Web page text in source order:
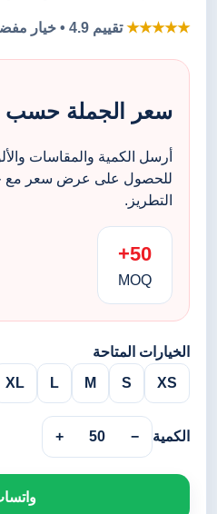
★★★★★تقييم 4.9 • خيار مفضل لطلبات الزي بالجملة
سعر الجملة حسب
أرسل الكمية والمقاسات
للحصول على عرض سعر مع
التطريز.
50+
MOQ
الخيارات المتاحة
XS
S
M
L
XL
الكمية −
50
+